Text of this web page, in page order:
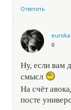
Ответить
0
Ну, если вам
смысл
На счёт
посте